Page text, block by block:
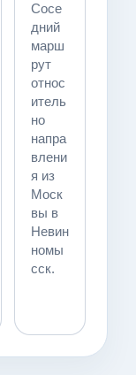
Сосе
дний
марш
рут
относ
итель
но
напра
влени
я из
Моск
вы в
Невин
номы
сск.